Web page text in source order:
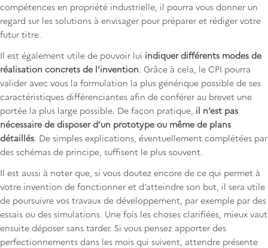
compétences en propriété industrielle, il pourra vous donner un
regard sur les solutions à envisager pour préparer et rédiger votre
futur titre.
Il est également utile de pouvoir lui indiquer différents modes de
réalisation concrets de l’invention. Grâce à cela, le CPI pourra
valider avec vous la formulation la plus générique possible de ses
caractéristiques différenciantes afin de conférer au brevet une
portée la plus large possible. De façon pratique, il n’est pas
nécessaire de disposer d’un prototype ou même de plans
détaillés. De simples explications, éventuellement complétées par
des schémas de principe, suffisent le plus souvent.
Il est aussi à noter que, si vous doutez encore de ce qui permet à
votre invention de fonctionner et d’atteindre son but, il sera utile
de poursuivre vos travaux de développement, par exemple par des
essais ou des simulations. Une fois les choses clarifiées, mieux vaut
ensuite déposer sans tarder. Si vous pensez apporter des
perfectionnements dans les mois qui suivent, attendre présente